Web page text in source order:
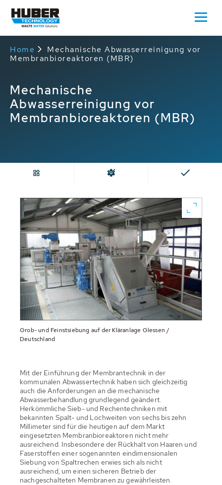
Home
Mechanische Abwasserreinigung vor
Membranbioreaktoren (MBR)
Mechanische
Abwasserreinigung vor
Membranbioreaktoren (MBR)
Grob- und Feinstsiebung auf der Kläranlage Glessen /
Deutschland
Mit der Einführung der Membrantechnik in der
kommunalen Abwassertechnik haben sich gleichzeitig
auch die Anforderungen an die mechanische
Abwasserbehandlung grundlegend geändert.
Herkömmliche Sieb- und Rechentechniken mit
bekannten Spalt- und Lochweiten von sechs bis zehn
Millimeter sind für die heutigen auf dem Markt
eingesetzten Membranbioreaktoren nicht mehr
ausreichend. Insbesondere der Rückhalt von Haaren und
Faserstoffen einer sogenannten eindimensionalen
Siebung von Spaltrechen erwies sich als nicht
ausreichend, um einen sicheren Betrieb der
nachgeschalteten Membranen zu gewährleisten.